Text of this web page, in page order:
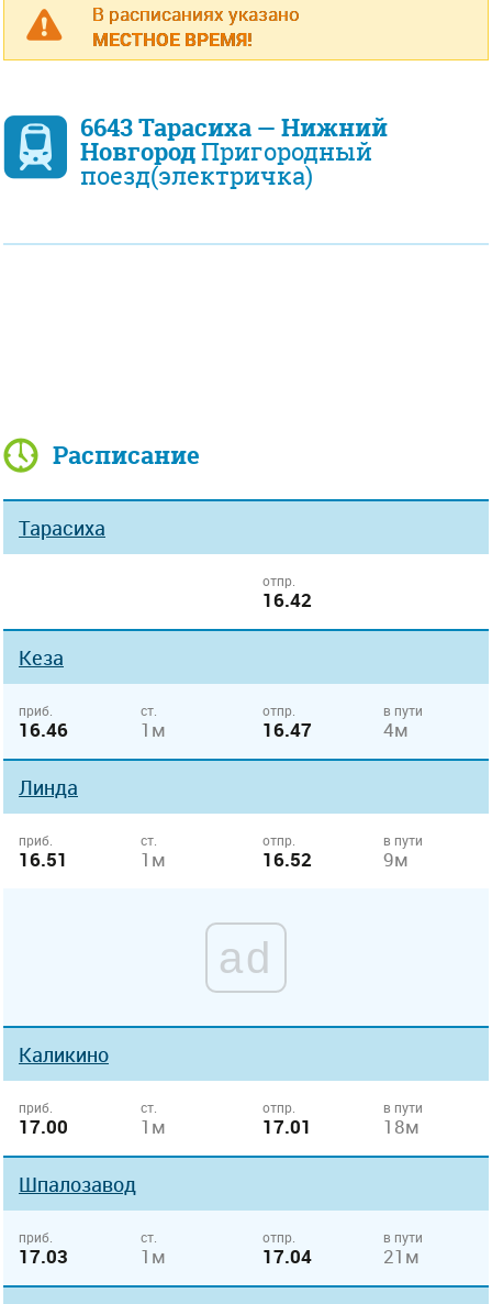
В расписаниях указано
МЕСТНОЕ ВРЕМЯ!
6643 Тарасиха — Нижний
НовгородПригородный
поезд(электричка)
Расписание
Тарасиха
отпр.
16.42
Кеза
приб.
16.46
ст.
1м
отпр.
16.47
в пути
4м
Линда
приб.
16.51
ст.
1м
отпр.
16.52
в пути
9м
ad
Каликино
приб.
17.00
ст.
1м
отпр.
17.01
в пути
18м
Шпалозавод
приб.
17.03
ст.
1м
отпр.
17.04
в пути
21м